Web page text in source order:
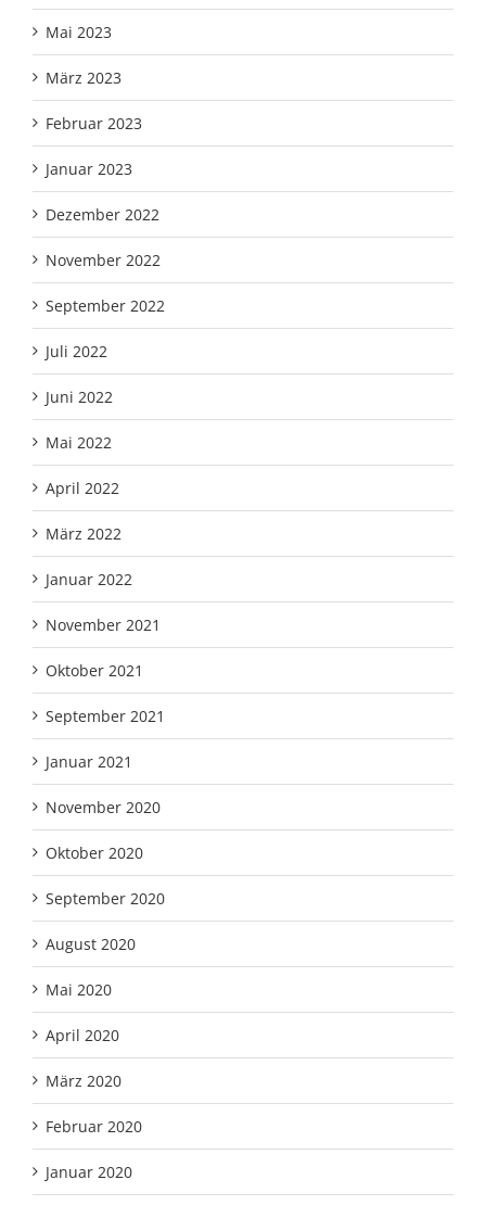
Mai 2023
März 2023
Februar 2023
Januar 2023
Dezember 2022
November 2022
September 2022
Juli 2022
Juni 2022
Mai 2022
April 2022
März 2022
Januar 2022
November 2021
Oktober 2021
September 2021
Januar 2021
November 2020
Oktober 2020
September 2020
August 2020
Mai 2020
April 2020
März 2020
Februar 2020
Januar 2020